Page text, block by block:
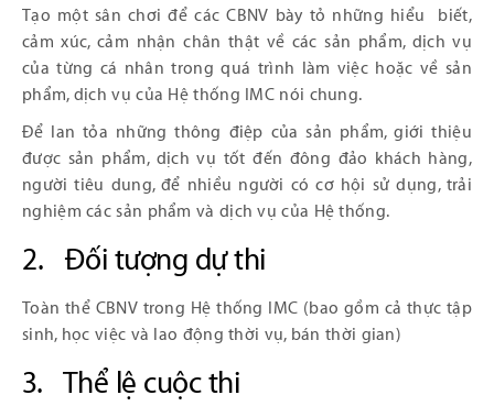
Tạo một sân chơi để các CBNV bày tỏ những hiểu biết,
cảm xúc, cảm nhận chân thật về các sản phẩm, dịch vụ
của từng cá nhân trong quá trình làm việc hoặc về sản
phẩm, dịch vụ của Hệ thống IMC nói chung.
Để lan tỏa những thông điệp của sản phẩm, giới thiệu
được sản phẩm, dịch vụ tốt đến đông đảo khách hàng,
người tiêu dung, để nhiều người có cơ hội sử dụng, trải
nghiệm các sản phẩm và dịch vụ của Hệ thống.
2. Đối tượng dự thi
Toàn thể CBNV trong Hệ thống IMC (bao gồm cả thực tập
sinh, học việc và lao động thời vụ, bán thời gian)
3. Thể lệ cuộc thi